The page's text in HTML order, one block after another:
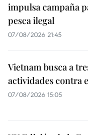
impulsa campaña
pesca ilegal
07/08/2026 21:45
Vietnam busca a
actividades contra
07/08/2026 15:05